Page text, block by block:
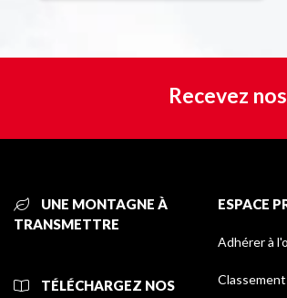
Recevez
UNE MONTAGNE À
TRANSMETTRE
TÉLÉCHARGEZ NOS
ESPACE
Adhérer à